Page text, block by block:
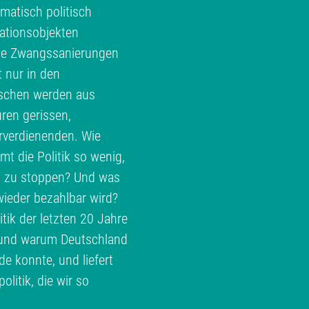
politisch
Zwangssanierungen
nur in den
werden aus
gerissen,
Wie
die Politik so wenig,
stoppen? Und was
bezahlbar wird?
der letzten 20 Jahre
warum Deutschland
konnte, und liefert
die wir so